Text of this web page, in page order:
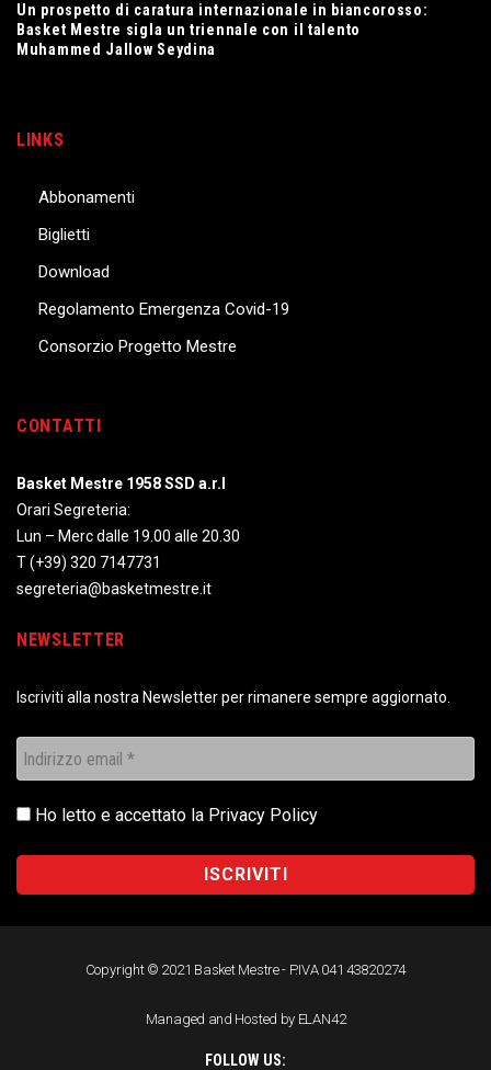
Un prospetto di caratura internazionale in biancorosso:
Basket Mestre sigla un triennale con il talento
Muhammed Jallow Seydina
LINKS
Abbonamenti
Biglietti
Download
Regolamento Emergenza Covid-19
Consorzio Progetto Mestre
CONTATTI
Basket Mestre 1958 SSD a.r.l
Orari Segreteria:
Lun – Merc dalle 19.00 alle 20.30
T(+39) 320 7147731
segreteria@basketmestre.it
NEWSLETTER
Iscriviti alla nostra Newsletter per rimanere sempre aggiornato.
Ho letto e accettato la Privacy Policy
Copyright © 2021 Basket Mestre - P.IVA 041 43820274
Managed and Hosted by ELAN42
FOLLOW US: